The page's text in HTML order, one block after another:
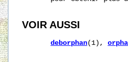
VOIR AUSSI
deborphan(1),